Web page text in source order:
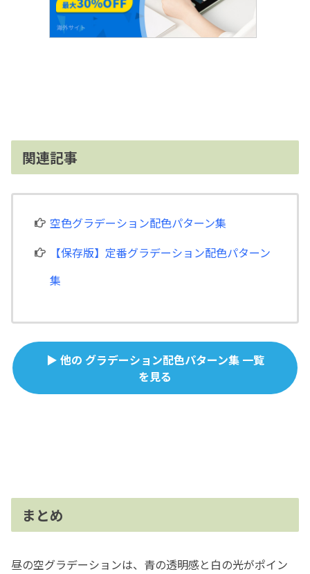
関連記事
空色グラデーション配色パターン集
【保存版】定番グラデーション配色パターン
集
▶ 他の グラデーション配色パターン集 一覧
を見る
まとめ
昼の空グラデーションは、青の透明感と白の光がポイン